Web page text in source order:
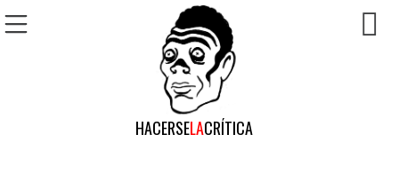
FESTIVALES
HACERSELACRÍTICA